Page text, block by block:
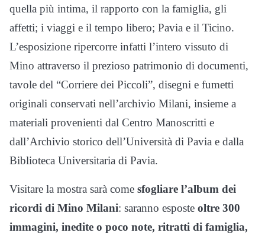
quella più intima, il rapporto con la famiglia, gli
affetti; i viaggi e il tempo libero; Pavia e il Ticino.
L’esposizione ripercorre infatti l’intero vissuto di
Mino attraverso il prezioso patrimonio di documenti,
tavole del “Corriere dei Piccoli”, disegni e fumetti
originali conservati nell’archivio Milani, insieme a
materiali provenienti dal Centro Manoscritti e
dall’Archivio storico dell’Università di Pavia e dalla
Biblioteca Universitaria di Pavia.
Visitare la mostra sarà come sfogliare l’album dei
ricordi di Mino Milani: saranno esposte oltre 300
immagini, inedite o poco note, ritratti di famiglia,